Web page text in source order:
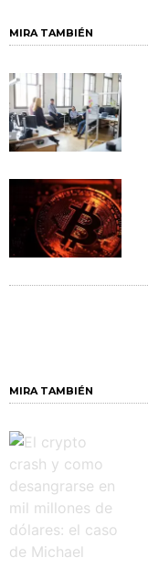
MIRA TAMBIÉN
MIRA TAMBIÉN